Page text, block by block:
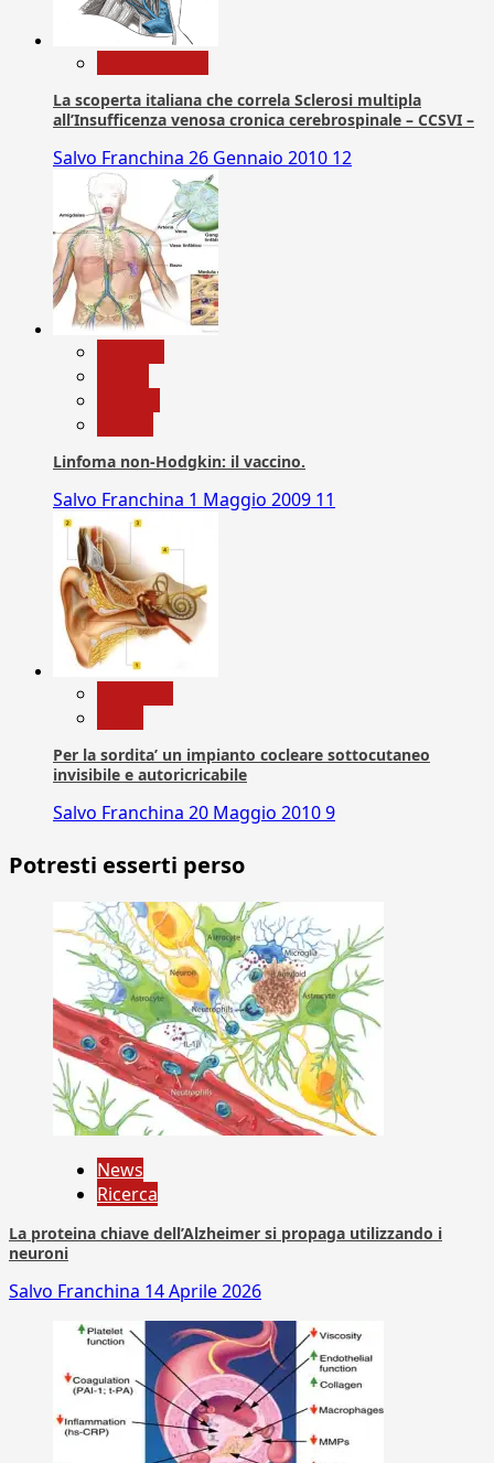
La scoperta italiana che correla Sclerosi multipla
all’Insufficenza venosa cronica cerebrospinale – CCSVI –
Salvo Franchina 26 Gennaio 2010 12
Linfoma non-Hodgkin: il vaccino.
Salvo Franchina 1 Maggio 2009 11
Per la sordita’ un impianto cocleare sottocutaneo
invisibile e autoricricabile
Salvo Franchina 20 Maggio 20109
Potresti esserti perso
News
Ricerca
La proteina chiave dell’Alzheimer si propaga utilizzando i
neuroni
Salvo Franchina 14 Aprile 2026